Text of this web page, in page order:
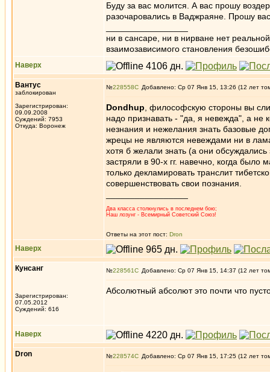
Буду за вас молится. А вас прошу
разочаровались в Ваджраяне. Прошу
ни в сансаре, ни в нирване нет
взаимозависимого становления
Наверх
Вантус
заблокирован
Зарегистрирован:
09.09.2008
Суждений: 7953
Откуда: Воронеж
№228558 Добавлено: Ср 07 Янв 15, 13:26 (12 лет
Dondhup , философскую стороны вы
надо признавать - "да, я невежда", а
незнания и нежелания знать базовые
жрецы не являются невеждами ни в
хотя б желали знать (а они
застряли в 90-х гг. навечно, когда
только декламировать транслит
совершенствовать свои познания.
Два класса столкнулись в последнем бою;
Наш лозунг - Всемирный Советский Союз!
Ответы на этот пост: Dron
Наверх
Кунсанг
Зарегистрирован:
07.05.2012
Суждений: 616
№228561 Добавлено: Ср 07 Янв 15, 14:37 (12 лет
Абсолютный абсолют это почти что
Наверх
Dron №228574 Добавлено: Ср 07 Янв 15, 17:25 (12 лет